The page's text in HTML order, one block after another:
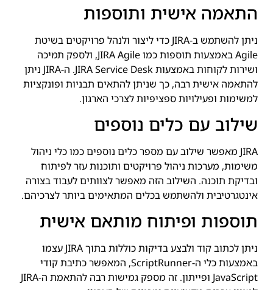
התאמה אישית ותוספות
ניתן להשתמש ב-JIRA כדי ליצור ולנהל פרויקטים בשיטת
Agile באמצעות תוספות כמו JIRA Agile, ולספק תמיכה
ושירות לקוחות באמצעות JIRA Service Desk. ה-JIRA ניתן
להתאמה אישית רבה, כך שניתן להתאים תבניות ופונקציות
למשימות ופעילויות ספציפיות לצרכי הארגון.
שילוב עם כלים נוספים
JIRA מאפשר שילוב עם מספר כלים נוספים כמו כלי ניהול
משימות, מערכות ניהול פרויקטים ותוכנות עזר לפיתוח
ובדיקת תוכנה. השילוב הזה מאפשר לצוותים לעבוד בצורה
אינטגרטיבית ולהשתמש בכלים המתאימים ביותר לצרכיהם.
תוספות ופיתוח מותאם אישית
ניתן לכתוב קוד ולבצע בדיקות כוללות בתוך JIRA עצמו
באמצעות כלי ה-ScriptRunner, המאפשר כתיבת קודי
JavaScript ופייתון. זה מספק גמישות רבה להתאמת ה-JIRA